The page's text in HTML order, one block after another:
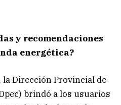
y recomendaciones
energética?
la Dirección Provincial de
brindó a los usuarios